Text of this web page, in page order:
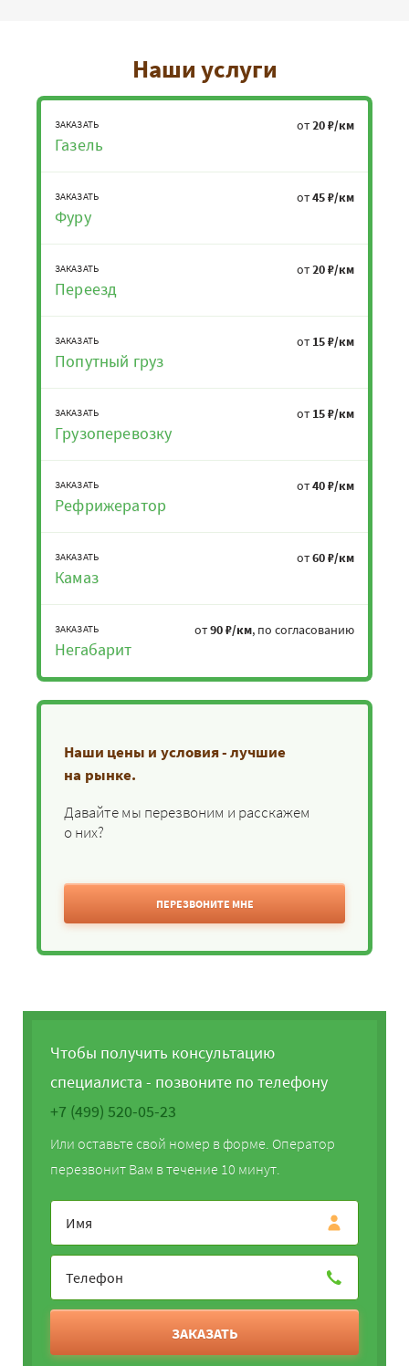
Наши услуги
ЗАКАЗАТЬ
Газель
от20 ₽/км
ЗАКАЗАТЬ
Фуру
от45 ₽/км
ЗАКАЗАТЬ
Переезд
от20 ₽/км
ЗАКАЗАТЬ
Попутный груз
от 15 ₽/км
ЗАКАЗАТЬ
Грузоперевозку
от 15 ₽/км
ЗАКАЗАТЬ
Рефрижератор
от40 ₽/км
ЗАКАЗАТЬ
Камаз
от60 ₽/км
ЗАКАЗАТЬ
Негабарит
от90 ₽/км, по согласованию
Наши цены и условия - лучшие
на рынке.
Давайте мы перезвоним и расскажем
о них?
ПЕРЕЗВОНИТЕ МНЕ
Чтобы получить консультацию
специалиста - позвоните по телефону
+7 (499) 520-05-23
Или оставьте свой номер в форме. Оператор
перезвонит Вам в течение 10 минут.
ЗАКАЗАТЬ